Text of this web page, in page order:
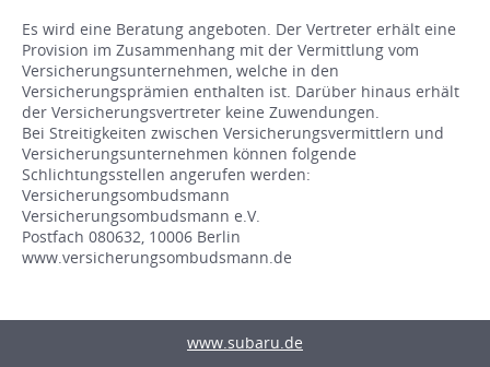
Es wird eine Beratung angeboten. Der Vertreter erhält eine
Provision im Zusammenhang mit der Vermittlung vom
Versicherungsunternehmen, welche in den
Versicherungsprämien enthalten ist. Darüber hinaus erhält
der Versicherungsvertreter keine Zuwendungen.
Bei Streitigkeiten zwischen Versicherungsvermittlern und
Versicherungsunternehmen können folgende
Schlichtungsstellen angerufen werden:
Versicherungsombudsmann
Versicherungsombudsmann e.V.
Postfach 080632, 10006 Berlin
www.versicherungsombudsmann.de
www.subaru.de